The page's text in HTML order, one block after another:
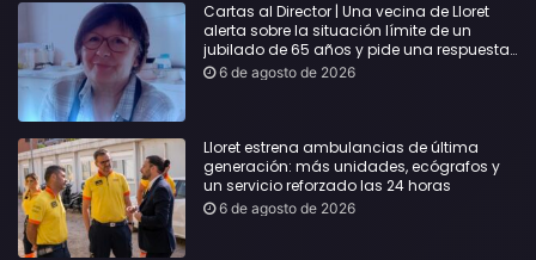
Cartas al Director | Una vecina de Lloret
alerta sobre la situación límite de un
jubilado de 65 años y pide una respuesta
urgente
6 de agosto de 2026
Lloret estrena ambulancias de última
generación: más unidades, ecógrafos y
un servicio reforzado las 24 horas
6 de agosto de 2026